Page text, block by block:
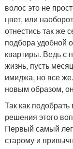
волос это не
цвет, или
отнестись так же
подбора удобной
квартиры. Ведь с
жизнь, пусть
имиджа, но все
новым образом,
Так как
решения этого
Первый самый
старому и